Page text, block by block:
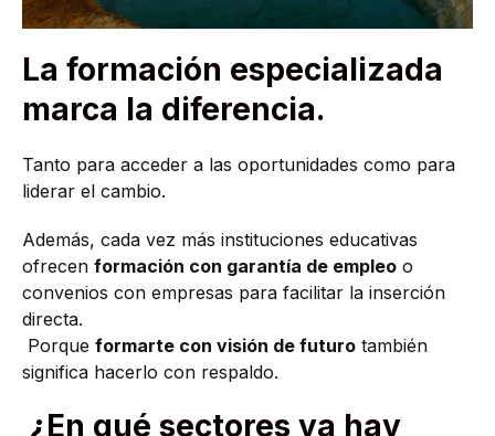
La formación especializada
marca la diferencia.
Tanto para acceder a las oportunidades como para
liderar el cambio.
Además, cada vez más instituciones educativas
ofrecen formación con garantía de empleo o
convenios con empresas para facilitar la inserción
directa.
Porque formarte con visión de futuro también
significa hacerlo con respaldo.
¿En qué sectores ya hay